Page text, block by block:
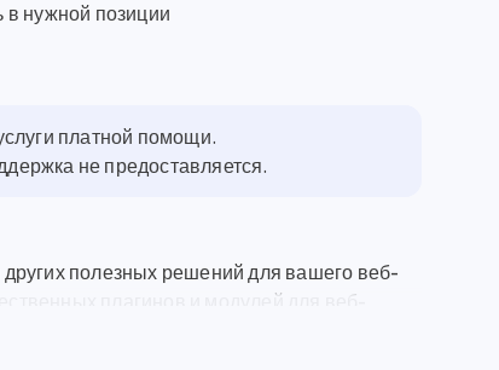
в нужной позиции
платной помощи.
не предоставляется.
полезных решений для вашего веб-
плагинов и модулей для веб-
который позволит вам управлять